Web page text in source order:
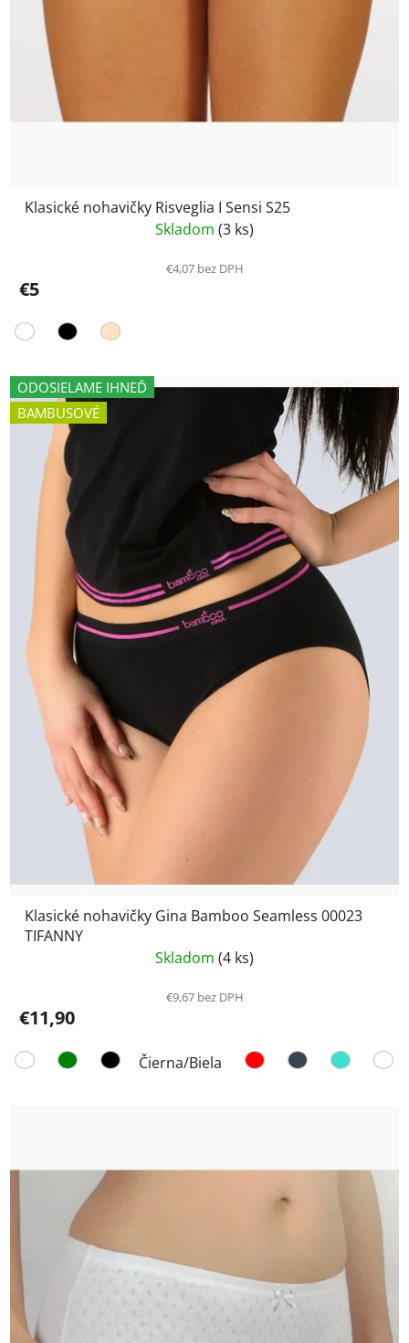
Klasické nohavičky Risveglia I Sensi S25
Skladom (3 ks)
€4,07 bez DPH
€5
ODOSIELAME IHNEĎ
BAMBUSOVÉ
Klasické nohavičky Gina Bamboo Seamless 00023
TIFANNY
Skladom (4 ks)
€9,67 bez DPH
€11,90
Čierna/Biela